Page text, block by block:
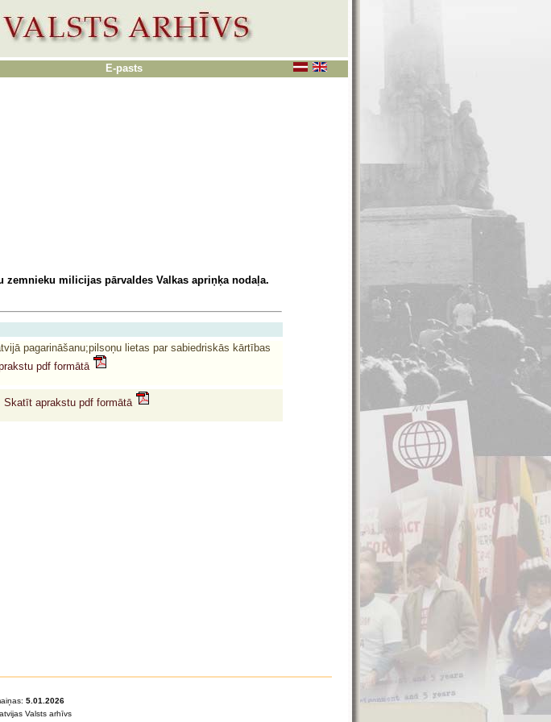
E-pasts
zemnieku milicijas pārvaldes Valkas apriņķa nodaļa.
pagarināšanu;pilsoņu lietas par sabiedriskās kārtības
pdf formātā
Skatīt aprakstu pdf formātā
5.01.2026
Valsts arhīvs